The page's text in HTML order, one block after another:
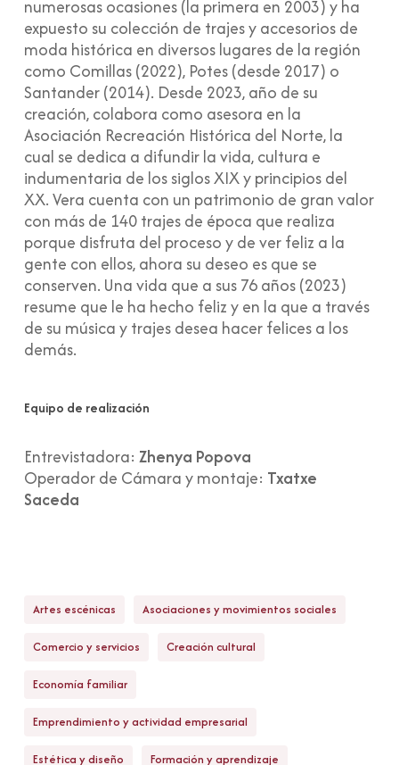
numerosas ocasiones (la primera en 2003) y ha
expuesto su colección de trajes y accesorios de
moda histórica en diversos lugares de la región
como Comillas (2022), Potes (desde 2017) o
Santander (2014). Desde 2023, año de su
creación, colabora como asesora en la
Asociación Recreación Histórica del Norte, la
cual se dedica a difundir la vida, cultura e
indumentaria de los siglos XIX y principios del
XX. Vera cuenta con un patrimonio de gran valor
con más de 140 trajes de época que realiza
porque disfruta del proceso y de ver feliz a la
gente con ellos, ahora su deseo es que se
conserven. Una vida que a sus 76 años (2023)
resume que le ha hecho feliz y en la que a través
de su música y trajes desea hacer felices a los
demás.
Equipo de realización
Entrevistadora: Zhenya Popova
Operador de Cámara y montaje: Txatxe
Saceda
Artes escénicas Asociaciones y movimientos sociales
Comercio y servicios Creación cultural
Economía familiar
Emprendimiento y actividad empresarial
Estética y diseño Formación y aprendizaje